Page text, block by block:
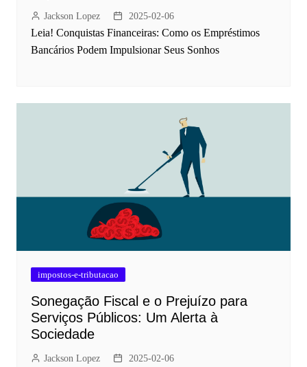
Jackson Lopez 2025-02-06
Leia! Conquistas Financeiras: Como os Empréstimos
Bancários Podem Impulsionar Seus Sonhos
impostos-e-tributacao
Sonegação Fiscal e o Prejuízo para
Serviços Públicos: Um Alerta à
Sociedade
Jackson Lopez 2025-02-06